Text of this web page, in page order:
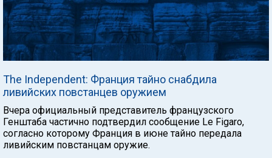
The Independent: Франция тайно снабдила
ливийских повстанцев оружием
Вчера официальный представитель французского
Генштаба частично подтвердил сообщение Le Figaro,
согласно которому Франция в июне тайно передала
ливийским повстанцам оружие.